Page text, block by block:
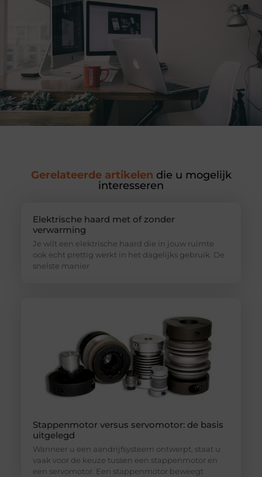
Gerelateerde artikelen die u mogelijk
interesseren
Elektrische haard met of zonder
verwarming
Je wilt een elektrische haard die in jouw ruimte
ook echt prettig werkt in het dagelijks gebruik. De
snelste manier
Stappenmotor versus servomotor: de basis
uitgelegd
Wanneer u een aandrijfsysteem ontwerpt, staat u
vaak voor de keuze tussen een stappenmotor en
een servomotor. Een stappenmotor beweegt